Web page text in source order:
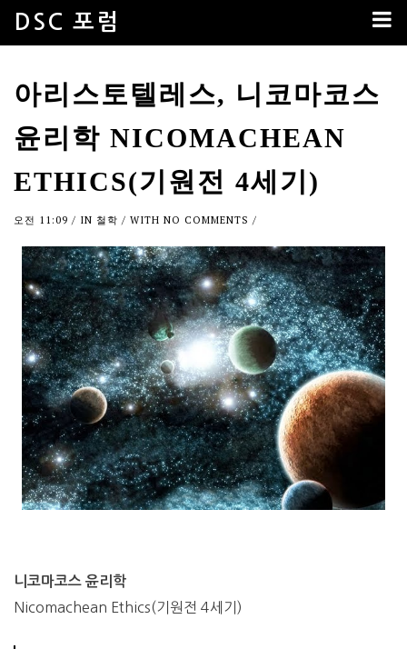
DSC 포럼
아리스토텔레스, 니코마코스
윤리학 NICOMACHEAN
ETHICS(기원전 4세기)
오전 11:09 / IN 철학 / WITH NO COMMENTS /
니코마코스 윤리학
Nicomachean Ethics(기원전 4세기)